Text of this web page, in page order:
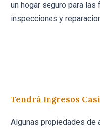
un hogar seguro para las
inspecciones y
Tendrá Ingresos
Algunas propiedades de